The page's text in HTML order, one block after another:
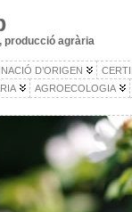
producció agrària
D’ORIGEN
AGROECOLOGIA